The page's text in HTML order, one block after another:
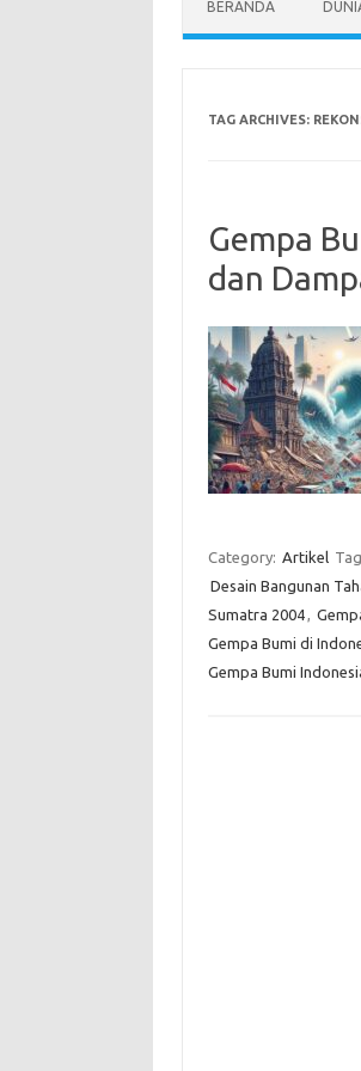
BERANDA
TAG ARCHIVES:
Gempa
dan
Category: Artikel
Desain Bangunan
Sumatra 2004,
Gempa Bumi di
Gempa Bumi